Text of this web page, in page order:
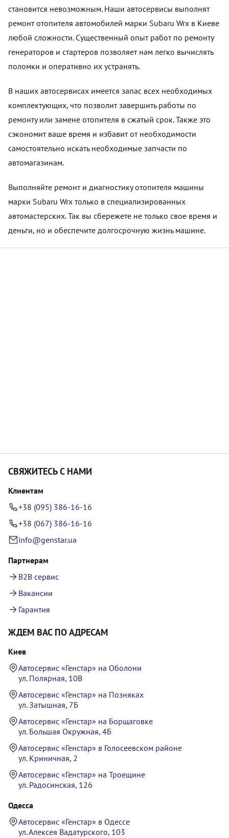
становится невозможным. Наши автосервисы выполнят
ремонт отопителя автомобилей марки Subaru Wrx в Киеве
любой сложности. Существенный опыт работ по ремонту
генераторов и стартеров позволяет нам легко вычислять
поломки и оперативно их устранять.
В наших автосервисах имеется запас всех необходимых
комплектующих, что позволит завершить работы по
ремонту или замене отопителя в сжатый срок. Также это
сэкономит ваше время и избавит от необходимости
самостоятельно искать необходимые запчасти по
автомагазинам.
Выполняйте ремонт и диагностику отопителя машины
марки Subaru Wrx только в специализированных
автомастерских. Так вы сбережете не только свое время и
деньги, но и обеспечите долгосрочную жизнь машине.
СВЯЖИТЕСЬ С НАМИ
Клиентам
+38 (095) 386-16-16
+38 (067) 386-16-16
info@genstar.ua
Партнерам
B2B сервис
Вакансии
Гарантия
ЖДЕМ ВАС ПО АДРЕСАМ
Киев
Автосервис «Генстар» на Оболони
ул. Полярная, 10В
Автосервис «Генстар» на Позняках
ул. Затышная, 7Б
Автосервис «Генстар» на Борщаговке
ул. Большая Окружная, 4Б
Автосервис «Генстар» в Голосеевском районе
ул. Криничная, 2
Автосервис «Генстар» на Троещине
ул. Радосинская, 126
Одесса
Автосервис «Генстар» в Одессе
ул. Алексея Вадатурского, 103